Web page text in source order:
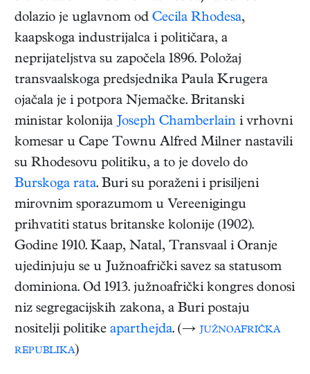
dolazio je uglavnom od Cecila Rhodesa,
kaapskoga industrijalca i političara, a
neprijateljstva su započela 1896. Položaj
transvaalskoga predsjednika Paula Krugera
ojačala je i potpora Njemačke. Britanski
ministar kolonija Joseph Chamberlain i vrhovni
komesar u Cape Townu Alfred Milner nastavili
su Rhodesovu politiku, a to je dovelo do
Burskoga rata. Buri su poraženi i prisiljeni
mirovnim sporazumom u Vereenigingu
prihvatiti status britanske kolonije (1902).
Godine 1910. Kaap, Natal, Transvaal i Oranje
ujedinjuju se u Južnoafrički savez sa statusom
dominiona. Od 1913. južnoafrički kongres donosi
niz segregacijskih zakona, a Buri postaju
nositelji politike aparthejda. (→ južnoafrička
republika)